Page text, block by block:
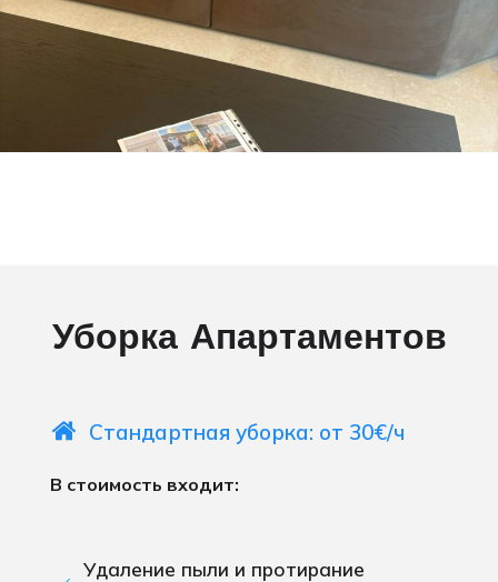
Уборка Апартаментов
Стандартная уборка: от 30€/ч
В стоимость входит:
Удаление пыли и протирание